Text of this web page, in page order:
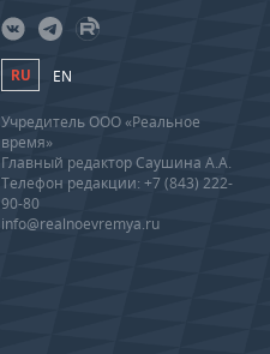
RU EN
Учредитель ООО «Реальное
время»
Главный редактор Саушина А.А.
Телефон редакции: +7 (843) 222-
90-80
info@realnoevremya.ru